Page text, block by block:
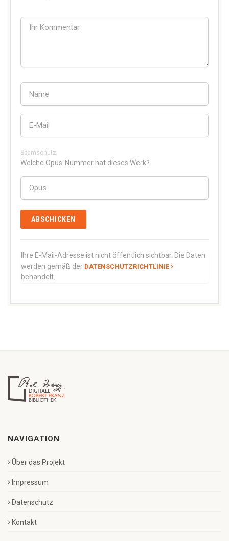
Spamschutz:
Welche Opus-Nummer hat dieses Werk?
Ihre E-Mail-Adresse ist nicht öffentlich sichtbar. Die Daten
werden gemäß der DATENSCHUTZRICHTLINIE
behandelt.
NAVIGATION
Über das Projekt
Impressum
Datenschutz
Kontakt